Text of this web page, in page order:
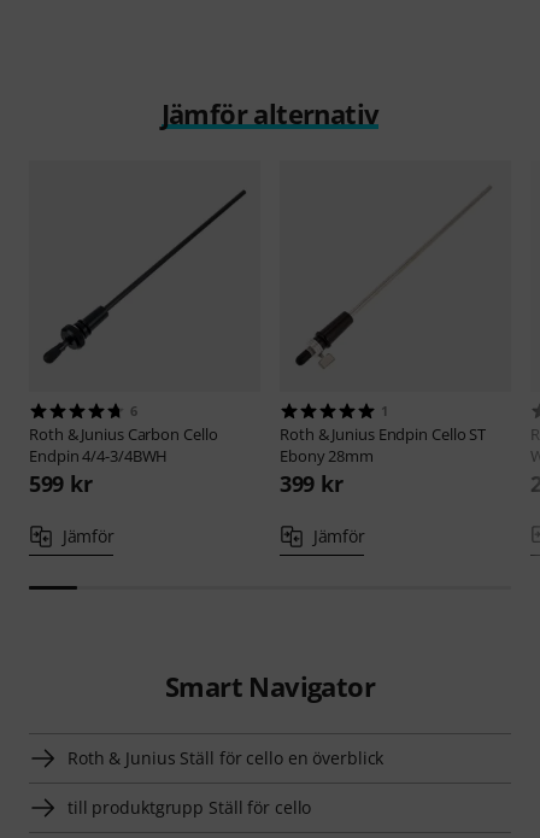
Jämför alternativ
6
Roth & Junius Carbon Cello
Endpin 4/4-3/4BWH
599 kr
Jämför
1
Roth & Junius Endpin Cello ST
Ebony 28mm
399 kr
Jämför
Smart Navigator
Roth & Junius Ställ för cello en överblick
till produktgrupp Ställ för cello